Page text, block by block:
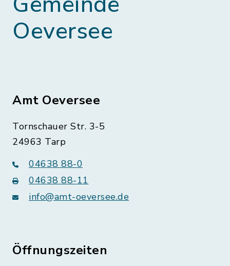
Oeversee
Amt Oeversee
Tornschauer Str. 3-5
24963 Tarp
04638 88-0
04638 88-11
info@amt-oeversee.de
Öffnungszeiten